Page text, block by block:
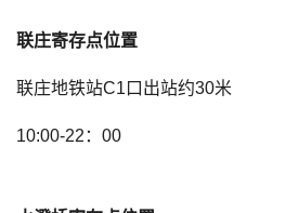
联庄寄存点位置
联庄地铁站C1口出站约30米
10:00-22：00